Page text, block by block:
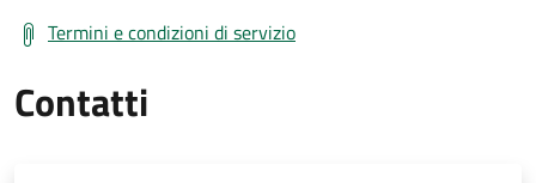
Termini e condizioni di servizio
Contatti